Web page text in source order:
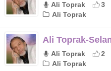
Ali Toprak 3
Ali Toprak
Ali Toprak-
Ali Toprak 2
Ali Toprak